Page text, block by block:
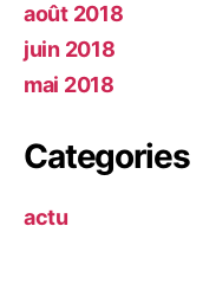
août 2018
juin 2018
mai 2018
Categories
actu